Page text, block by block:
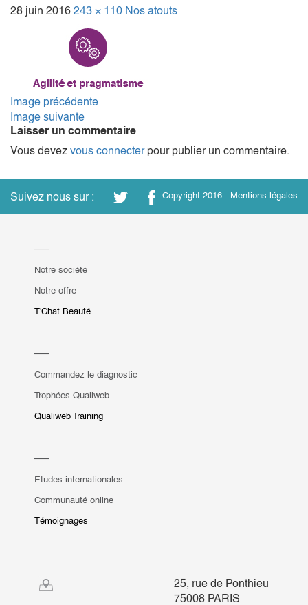
28 juin 2016 243 × 110 Nos atouts
Image précédente
Image suivante
Laisser un commentaire
Vous devez vous connecterpour publier un commentaire.
Suivez nous sur : Copyright 2016 - Mentions légales
Notre société
Notre offre
T'Chat Beauté
Commandez le diagnostic
Trophées Qualiweb
Qualiweb Training
Etudes internationales
Communauté online
Témoignages
25, rue de Ponthieu
75008 PARIS